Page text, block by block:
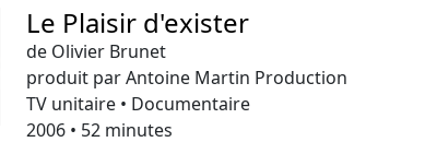
Le Plaisir d'exister
de Olivier Brunet
produit par Antoine Martin Production
TV unitaire • Documentaire
2006 • 52 minutes